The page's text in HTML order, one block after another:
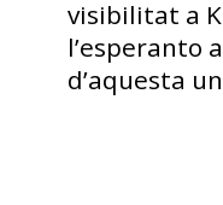
visibilitat a
l’esperanto
d’aquesta